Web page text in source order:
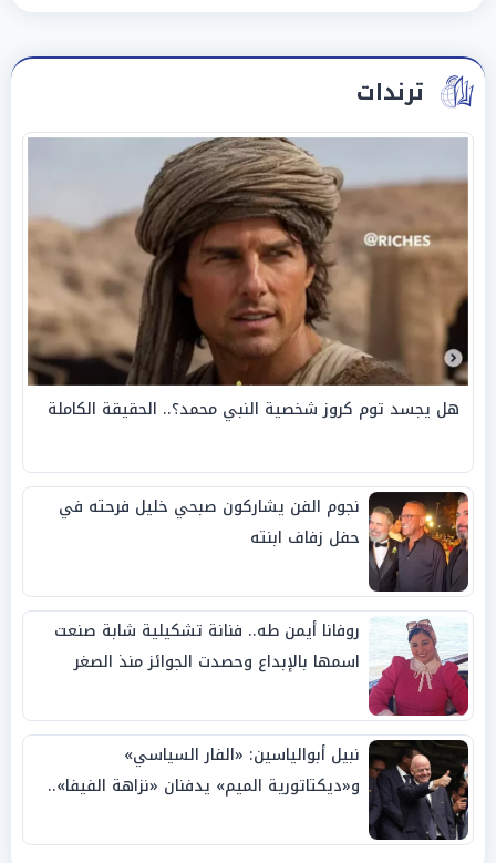
ترندات
هل يجسد توم كروز شخصية النبي محمد؟.. الحقيقة الكاملة
نجوم الفن يشاركون صبحي خليل فرحته في
حفل زفاف ابنته
روفانا أيمن طه.. فنانة تشكيلية شابة صنعت
اسمها بالإبداع وحصدت الجوائز منذ الصغر
نبيل أبوالياسين: «الفار السياسي»
و«ديكتاتورية الميم» يدفنان «نزاهة الفيفا»..